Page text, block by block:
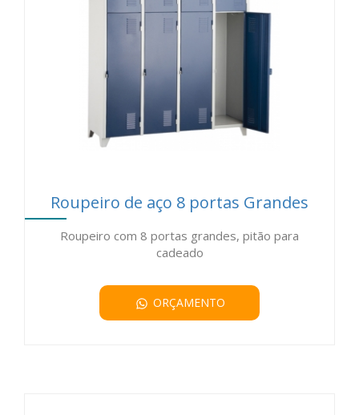
Roupeiro de aço 8 portas Grandes
Roupeiro com 8 portas grandes, pitão para
cadeado
ORÇAMENTO